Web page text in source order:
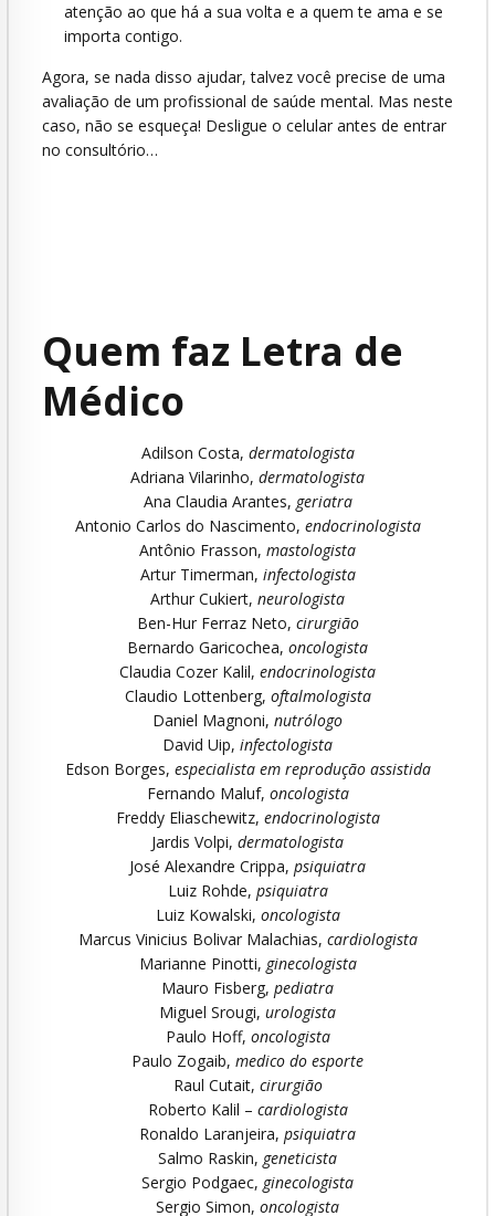
atenção ao que há a sua volta e a quem te ama e se
importa contigo.
Agora, se nada disso ajudar, talvez você precise de uma
avaliação de um profissional de saúde mental. Mas neste
caso, não se esqueça! Desligue o celular antes de entrar
no consultório…
Quem faz Letra de
Médico
Adilson Costa, dermatologista
Adriana Vilarinho, dermatologista
Ana Claudia Arantes, geriatra
Antonio Carlos do Nascimento, endocrinologista
Antônio Frasson, mastologista
Artur Timerman, infectologista
Arthur Cukiert, neurologista
Ben-Hur Ferraz Neto, cirurgião
Bernardo Garicochea, oncologista
Claudia Cozer Kalil, endocrinologista
Claudio Lottenberg, oftalmologista
Daniel Magnoni, nutrólogo
David Uip, infectologista
Edson Borges, especialista em reprodução assistida
Fernando Maluf, oncologista
Freddy Eliaschewitz, endocrinologista
Jardis Volpi, dermatologista
José Alexandre Crippa, psiquiatra
Luiz Rohde, psiquiatra
Luiz Kowalski, oncologista
Marcus Vinicius Bolivar Malachias, cardiologista
Marianne Pinotti, ginecologista
Mauro Fisberg, pediatra
Miguel Srougi, urologista
Paulo Hoff, oncologista
Paulo Zogaib, medico do esporte
Raul Cutait, cirurgião
Roberto Kalil – cardiologista
Ronaldo Laranjeira, psiquiatra
Salmo Raskin, geneticista
Sergio Podgaec, ginecologista
Sergio Simon, oncologista